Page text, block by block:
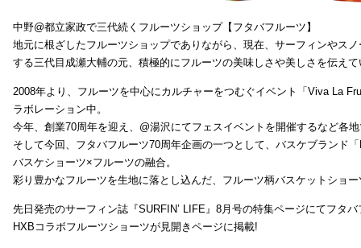
中野@都立家政で三代続くフルーツショップ【フタバフルーツ】
地元に根ざしたフルーツショップでありながら、現在、サーフィンやス
する三代目成瀬大輔の元、積極的にフルーツの美味しさや美しさを伝えて
2008年より、フルーツを中心にカルチャーをつむぐイベント「Viva La
ラボレーション中。
今年、創業70周年を迎え、@湯沢にてフェスイベントを開催するなど各
そして今回、フタバフルーツ70周年企画の一つとして、バスケブランド
バスケショーツ×フルーツの融合。
彩り豊かなフルーツを生地に落とし込んだ、フルーツ柄バスケットショ
先日発売のサーフィン誌『SURFIN’ LIFE』8月号の特集ページにてフタ
HXBコラボフルーツショーツが見開きページに掲載!